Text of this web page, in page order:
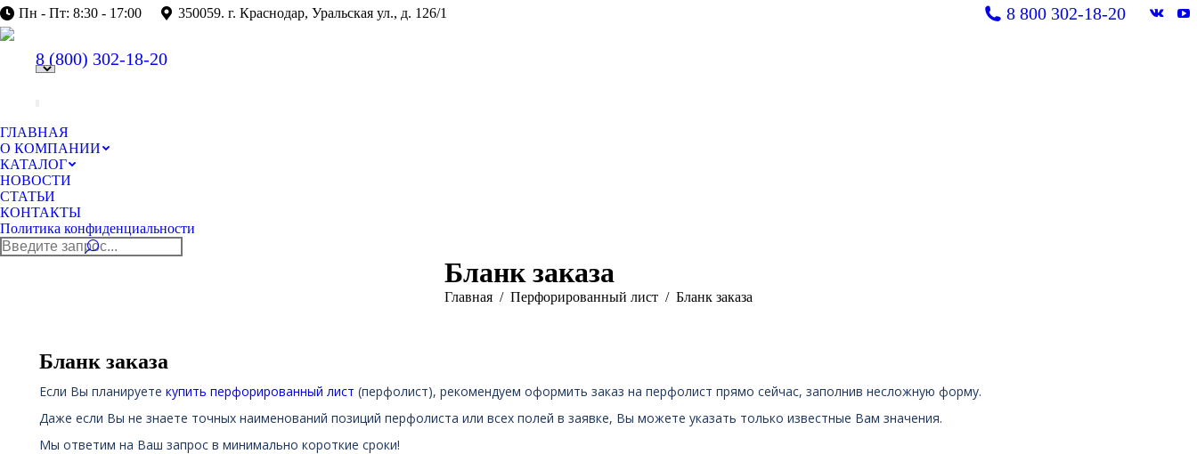
Пн - Пт: 8:30 - 17:00 350059. г. Краснодар, Уральская ул., д. 126/1 8 800 302-18-20
8 (800) 302-18-20
ГЛАВНАЯ
О КОМПАНИИ
КАТАЛОГ
НОВОСТИ
СТАТЬИ
КОНТАКТЫ
Политика конфиденциальности
Поиск:
Бланк заказа
Главная Перфорированный лист Бланк заказа
Бланк заказа
Если Вы планируете купить перфорированный лист (перфолист), рекомендуем оформить заказ на перфолист прямо сейчас, заполнив несложную форму.
Даже если Вы не знаете точных наименований позиций перфолиста или всех полей в заявке, Вы можете указать только известные Вам значения.
Мы ответим на Ваш запрос в минимально короткие сроки!